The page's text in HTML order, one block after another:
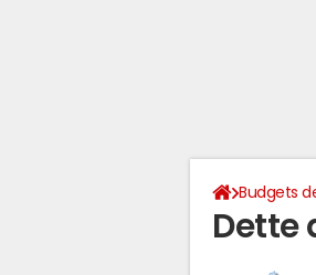
Budgets
Dette